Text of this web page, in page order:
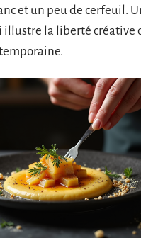
et un peu de cerfeuil.
illustre la liberté créative